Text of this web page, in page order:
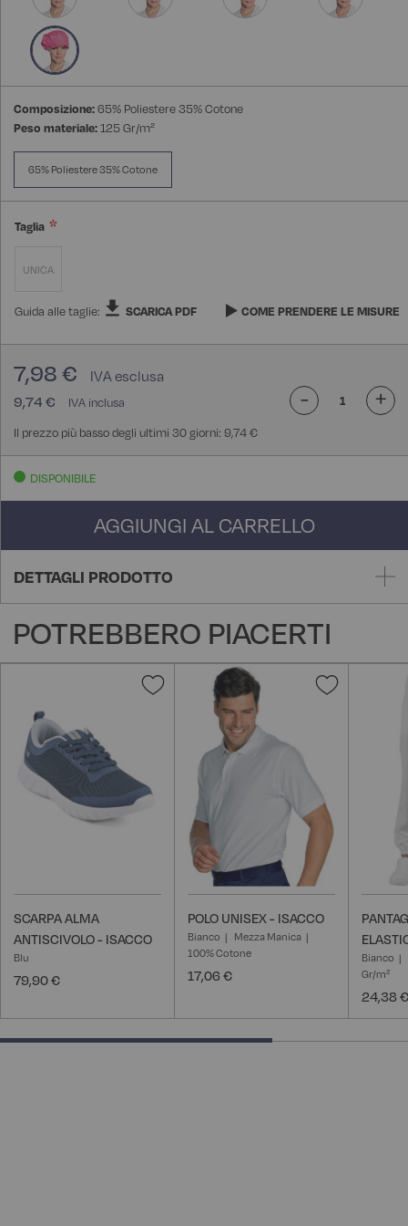
Composizione:65% Poliestere 35% Cotone
Peso materiale:125 Gr/m²
65% Poliestere 35% Cotone
Taglia
UNICA
Guida alle taglie: SCARICA PDF COME PRENDERE LE MISURE
9,74 €
7,98 €
Il prezzo più basso degli ultimi 30 giorni: 9,74 €
- +
DISPONIBILE
AGGIUNGI AL CARRELLO
DETTAGLI PRODOTTO
POTREBBERO PIACERTI
Aggiungi
desideri
SCARPA ALMA
ANTISCIVOLO - ISACCO
Blu
79,90 €
Aggiungi
POLO UNISEX - ISACCO
Bianco
Mezza Manica
100% Cotone
17,06 €
Bianco
Gr/m²
24,38 €
66.66666666666666% completed